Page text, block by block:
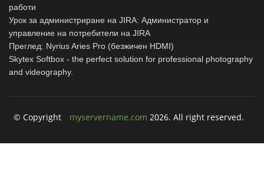
работи
Урок за администриране на JIRA: Администратор и
управление на потребители на JIRA
Преглед: Nyrius Aries Pro (безжичен HDMI)
Skytex Softbox - the perfect solution for professional photography
and videography.
© Copyright myservername.com 2026. All right reserved.